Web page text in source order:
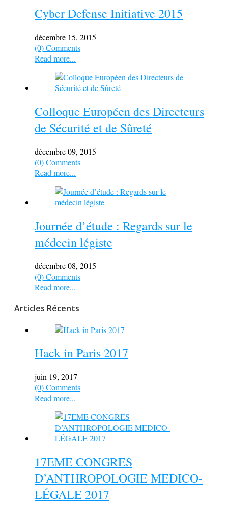
Cyber Defense Initiative 2015
décembre 15, 2015
(0) Comments
Read more...
Colloque Européen des Directeurs
de Sécurité et de Sûreté
décembre 09, 2015
(0) Comments
Read more...
Journée d’étude : Regards sur le
médecin légiste
décembre 08, 2015
(0) Comments
Read more...
Articles Récents
Hack in Paris 2017
juin 19, 2017
(0) Comments
Read more...
17EME CONGRES
D’ANTHROPOLOGIE MEDICO-
LÉGALE 2017